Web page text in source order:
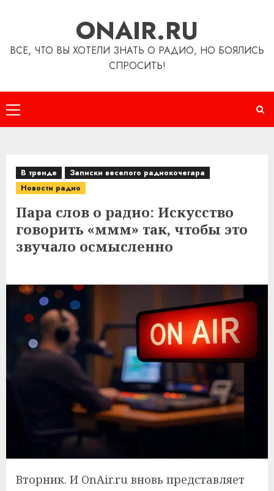
ONAIR.RU
ВСЕ, ЧТО ВЫ ХОТЕЛИ ЗНАТЬ О РАДИО, НО БОЯЛИСЬ
СПРОСИТЬ!
Основное
меню
В тренде
Записки веселого радиокочегара
Новости радио
Пара слов о радио: Искусство
говорить «ммм» так, чтобы это
звучало осмысленно
Вторник. И OnAir.ru вновь представляет